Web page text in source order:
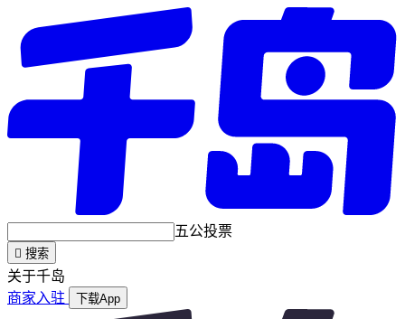
五公投票
 搜索
关于千岛
商家入驻
下载App